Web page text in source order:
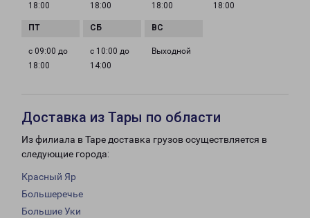
18:00
18:00
18:00
18:00
с 09:00 до
18:00
с 10:00 до
14:00
Выходной
Доставка из Тары по области
Из филиала в Таре доставка грузов осуществляется в
следующие города:
Красный Яр
Большеречье
Большие Уки